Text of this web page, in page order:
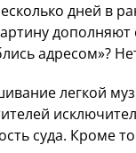
дней в
дополняют
адресом»?
легкой
суда. Кроме